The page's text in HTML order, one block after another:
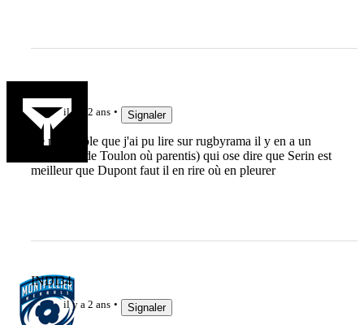
il y a 2 ans Signaler
Le plus drôle que j'ai pu lire sur rugbyrama il y en a un
(sûrement de Toulon où parentis) qui ose dire que Serin est
meilleur que Dupont faut il en rire où en pleurer
INDI34
il y a 2 ans Signaler